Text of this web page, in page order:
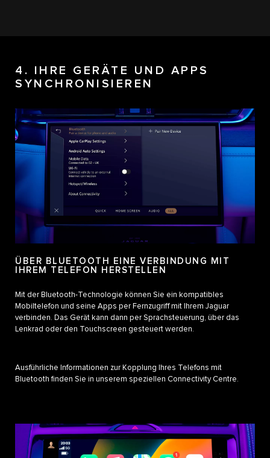
4. IHRE GERÄTE UND APPS
SYNCHRONISIEREN
ÜBER BLUETOOTH EINE VERBINDUNG MIT
IHREM TELEFON HERSTELLEN
Mit der Bluetooth-Technologie können Sie ein kompatibles
Mobiltelefon und seine Apps per Fernzugriff mit Ihrem Jaguar
verbinden. Das Gerät kann dann per Sprachsteuerung, über das
Lenkrad oder den Touchscreen gesteuert werden.
Ausführliche Informationen zur Kopplung Ihres Telefons mit
Bluetooth finden Sie in unserem speziellen Connectivity Centre.